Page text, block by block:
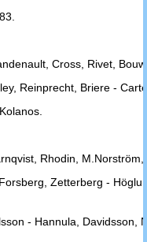
Cross, Rivet,
Reinprecht, Briere -
Rhodin,
Zetterberg -
- Hannula, Davidsson,